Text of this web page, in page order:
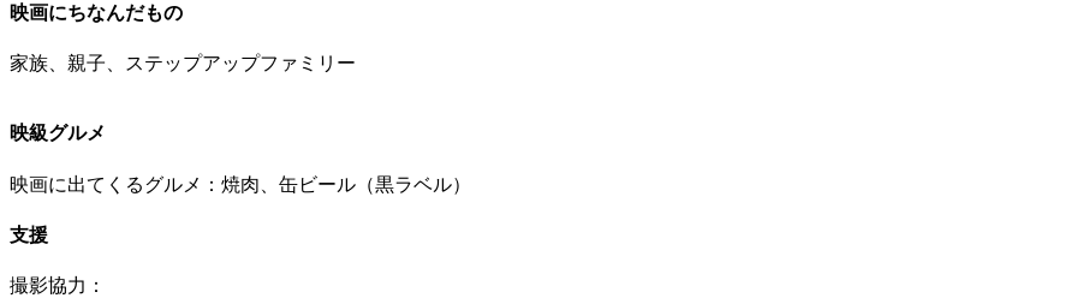
映画にちなんだもの
家族、親子、ステップアップファミリー
映級グルメ
映画に出てくるグルメ：焼肉、缶ビール（黒ラベル）
支援
撮影協力：